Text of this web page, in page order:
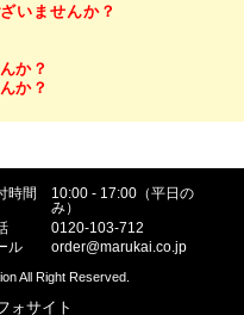
いませんか？
か？
か？
時間
10:00 - 17:00（平日の
み）
0120-103-712
ル
order@marukai.co.jp
All Right Reserved.
ォサイト